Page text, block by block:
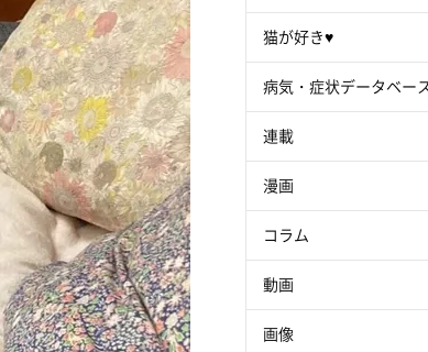
猫が好き♥
病気・症状データベー
連載
漫画
コラム
動画
画像